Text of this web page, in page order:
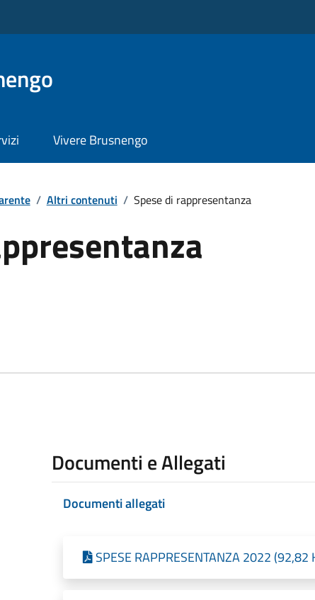
Vivere Brusnengo
/ Altri contenuti / Spese di rappresentanza
Documenti e Allegati
Documenti allegati
SPESE RAPPRESENTANZA 2022